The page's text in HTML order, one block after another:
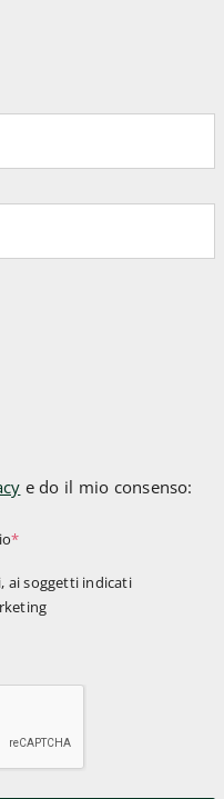
e do il mio consenso:
*
ai soggetti indicati